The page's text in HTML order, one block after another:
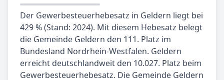
Der Gewerbesteuerhebesatz in Geldern liegt bei
429 % (Stand: 2024). Mit diesem Hebesatz belegt
die Gemeinde Geldern den 111. Platz im
Bundesland Nordrhein-Westfalen. Geldern
erreicht deutschlandweit den 10.027. Platz beim
Gewerbesteuerhebesatz. Die Gemeinde Geldern